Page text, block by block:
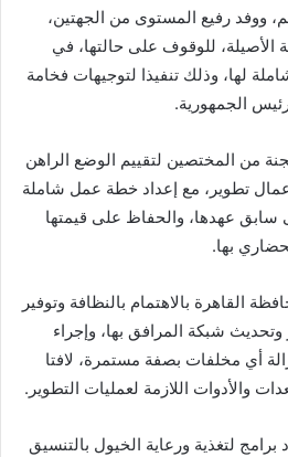
ووفد رفيع المستوى من الجهتين،
الأصيلة، للوقوف على حالتها، في
لها، وذلك تنفيذا لتوجيهات فخامة
الجمهورية.
من المختصين لتقييم الوضع الراهن
تطوير، مع إعداد خطة عمل شاملة
سابق عهدها، والحفاظ على قيمتها
بها.
القاهرة بالاهتمام بالنظافة وتوفير
وتحديث شبكة المرافق بها، وإجراء
أي مخلفات بصفة مستمرة، لافتا
والأدوات اللازمة لعمليات التطوير.
برامج لتغذية ورعاية الخيول بالتنسيق